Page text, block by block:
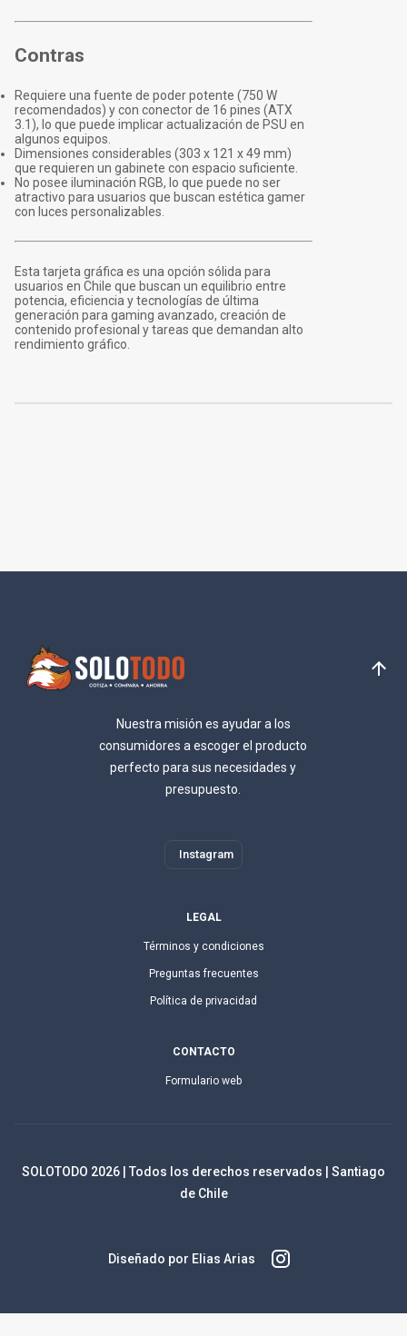
Contras
Requiere una fuente de poder potente (750 W
recomendados) y con conector de 16 pines (ATX
3.1), lo que puede implicar actualización de PSU en
algunos equipos.
Dimensiones considerables (303 x 121 x 49 mm)
que requieren un gabinete con espacio suficiente.
No posee iluminación RGB, lo que puede no ser
atractivo para usuarios que buscan estética gamer
con luces personalizables.
Esta tarjeta gráfica es una opción sólida para
usuarios en Chile que buscan un equilibrio entre
potencia, eficiencia y tecnologías de última
generación para gaming avanzado, creación de
contenido profesional y tareas que demandan alto
rendimiento gráfico.
Nuestra misión es ayudar a los
consumidores a escoger el producto
perfecto para sus necesidades y
presupuesto.
Instagram
LEGAL
Términos y condiciones
Preguntas frecuentes
Política de privacidad
CONTACTO
Formulario web
SOLOTODO 2026 | Todos los derechos reservados | Santiago
de Chile
Diseñado por Elias Arias